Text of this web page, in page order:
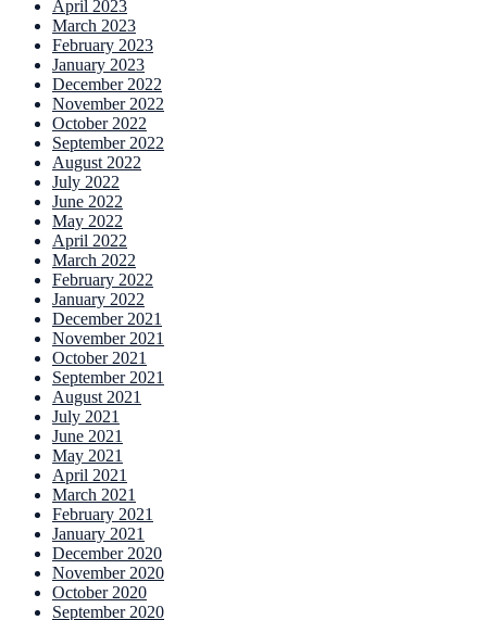
April 2023
March 2023
February 2023
January 2023
December 2022
November 2022
October 2022
September 2022
August 2022
July 2022
June 2022
May 2022
April 2022
March 2022
February 2022
January 2022
December 2021
November 2021
October 2021
September 2021
August 2021
July 2021
June 2021
May 2021
April 2021
March 2021
February 2021
January 2021
December 2020
November 2020
October 2020
September 2020